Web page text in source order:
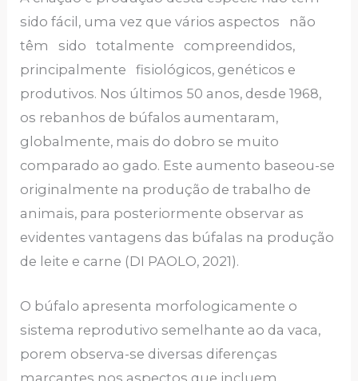
sido fácil, uma vez que vários aspectos não
têm sido totalmente compreendidos,
principalmente fisiológicos, genéticos e
produtivos. Nos últimos 50 anos, desde 1968,
os rebanhos de búfalos aumentaram,
globalmente, mais do dobro se muito
comparado ao gado. Este aumento baseou-se
originalmente na produção de trabalho de
animais, para posteriormente observar as
evidentes vantagens das búfalas na produção
de leite e carne (DI PAOLO, 2021).
O búfalo apresenta morfologicamente o
sistema reprodutivo semelhante ao da vaca,
porem observa-se diversas diferenças
marcantes nos aspectos que incluem